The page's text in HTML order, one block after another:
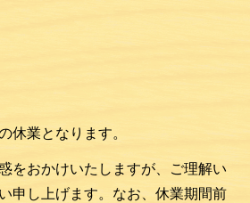
休業となります。
をおかけいたしますが、ご理解い
申し上げます。なお、休業期間前